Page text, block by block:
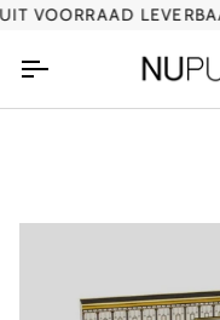
Ga
inhoud
VOORRAAD